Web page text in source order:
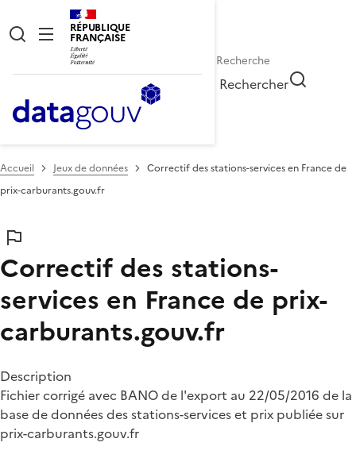
RÉPUBLIQUE
FRANÇAISE
Rechercher
Accueil Jeux de données
Correctif des stations-services en France de
prix-carburants.gouv.fr
Correctif des stations-
services en France de prix-
carburants.gouv.fr
Description
Fichier corrigé avec BANO de l'export au 22/05/2016 de la
base de données des stations-services et prix publiée sur
prix-carburants.gouv.fr